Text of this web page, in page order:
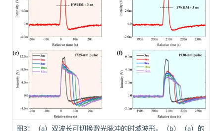
图3：（a）双波长可切换激光脉冲的时域波形。（b）（a）的